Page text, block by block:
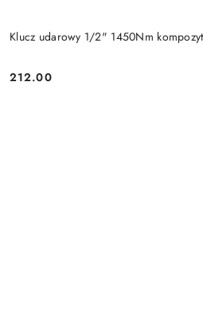
Klucz udarowy 1/2" 1450Nm
Cena:
212.00